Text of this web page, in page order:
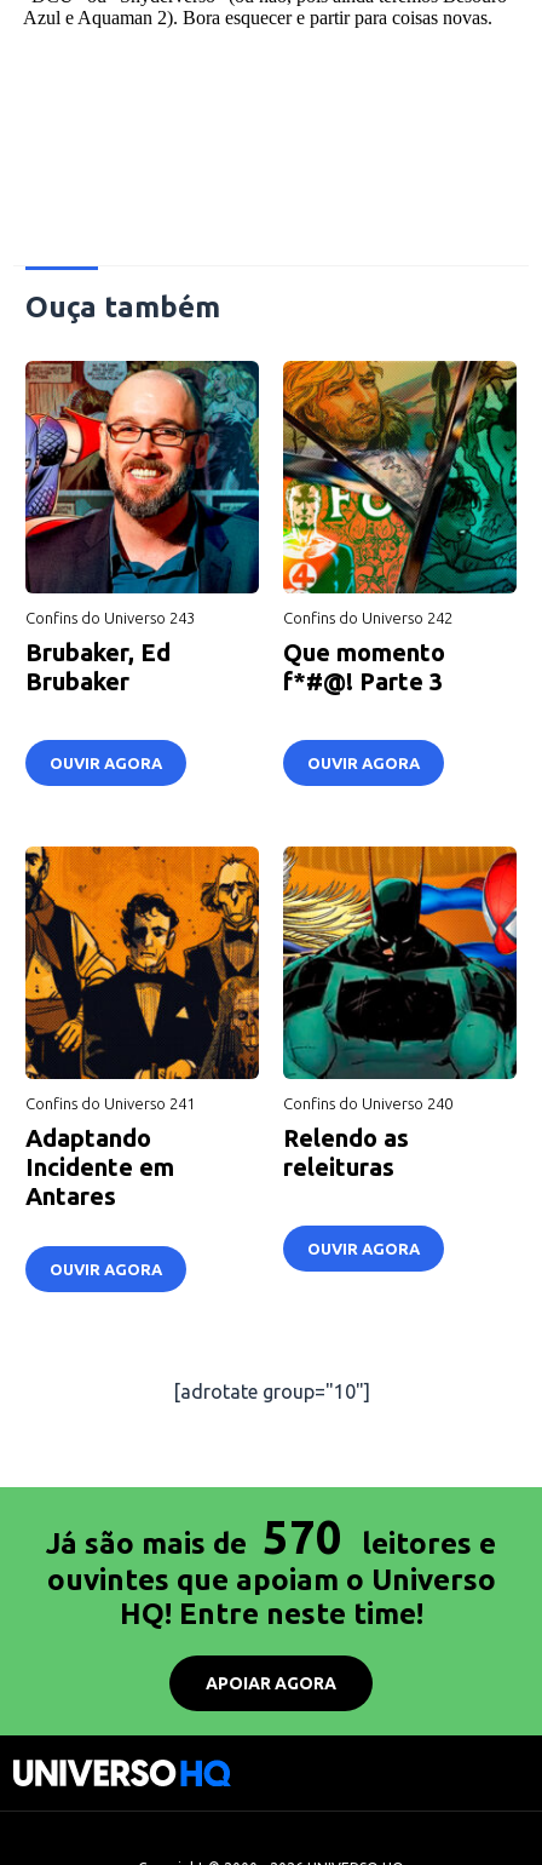
Ouça também
Confins do Universo 243
Brubaker, Ed
Brubaker
OUVIR AGORA
Confins do Universo 242
Que momento
f*#@! Parte 3
OUVIR AGORA
Confins do Universo 241
Adaptando
Incidente em
Antares
OUVIR AGORA
Confins do Universo 240
Relendo as
releituras
OUVIR AGORA
[adrotate group="10"]
Já são mais de 570
leitores e
ouvintes que apoiam o Universo
HQ! Entre neste time!
APOIAR AGORA